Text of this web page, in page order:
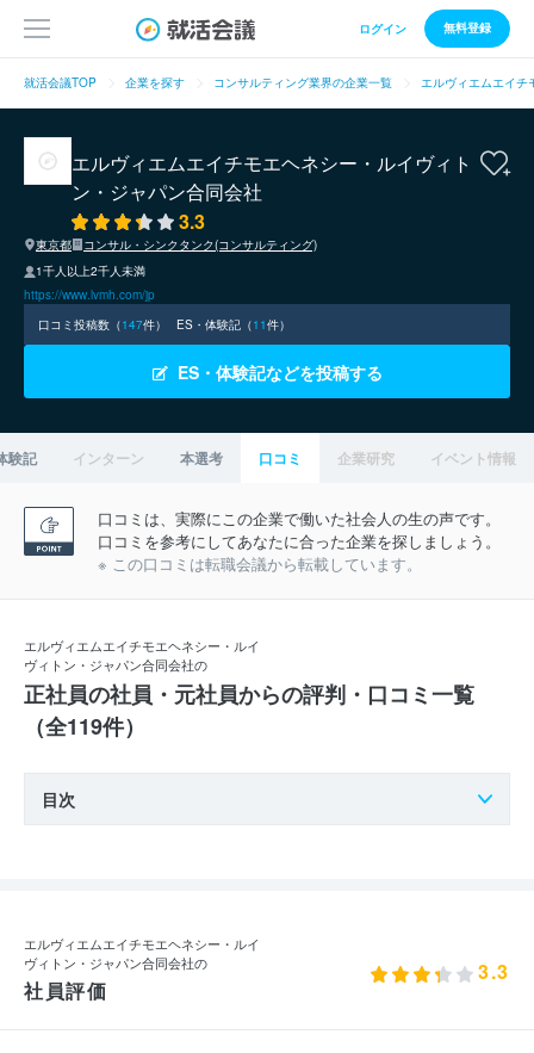
ログイン 無料登録
就活会議TOP 企業を探す コンサルティング業界の企業一覧 エルヴィエムエイチ
エルヴィエムエイチモエヘネシー・ルイヴィト
ン・ジャパン合同会社
3.3
東京都
コンサル・シンクタンク(コンサルティング)
1千人以上2千人未満
https://www.lvmh.com/jp
口コミ投稿数（147件） ES・体験記（11件）
ES・体験記などを投稿する
験記 インターン 本選考 口コミ 企業研究 イベント情報
口コミは、実際にこの企業で働いた社会人の生の声です。
口コミを参考にしてあなたに合った企業を探しましょう。
※ この口コミは転職会議から転載しています。
エルヴィエムエイチモエヘネシー・ルイ
ヴィトン・ジャパン合同会社の
正社員の社員・元社員からの評判・口コミ一覧
（全119件）
目次
エルヴィエムエイチモエヘネシー・ルイ
ヴィトン・ジャパン合同会社の
社員評価
3.3